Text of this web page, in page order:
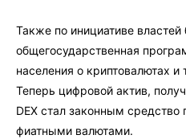
Также по инициативе властей
общегосударственная
населения о криптовалютах и
Теперь цифровой актив,
DEX стал законным
фиатными валютами.